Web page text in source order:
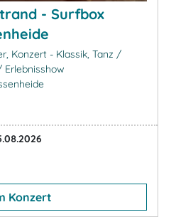
- Surfbox
Konzert - Klassik, Tanz /
Erlebnisshow
Konzert